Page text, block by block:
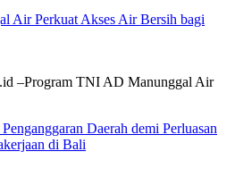
Air Perkuat Akses Air Bersih bagi
–Program TNI AD Manunggal Air
Daerah demi Perluasan
di Bali